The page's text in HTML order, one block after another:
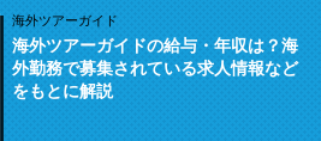
海外ツアーガイド
海外ツアーガイドの給与・年収は？海
外勤務で募集されている求人情報など
をもとに解説